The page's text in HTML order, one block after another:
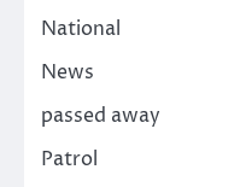
National
News
passed away
Patrol